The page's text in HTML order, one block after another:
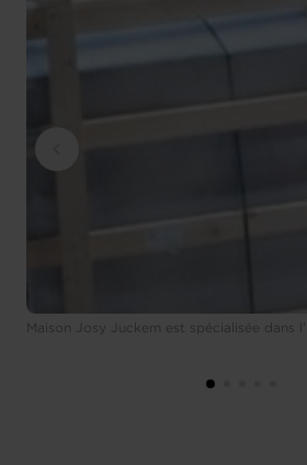
Maison Josy Juckem est spécialisée